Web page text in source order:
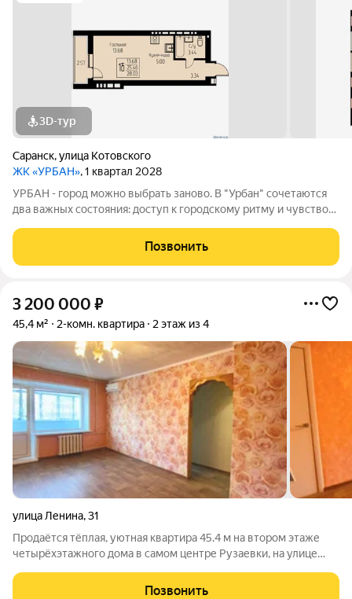
3D-тур
Саранск,улица Котовского
ЖК «УРБАН», 1 квартал 2028
УРБАН - город можно выбрать заново. В "Урбан" сочетаются
два важных состояния: доступ к городскому ритму и чувство
удобная городская база: понятные маршруты, близость
инфраструктуры,
Позвонить
3 200 000 ₽
45,4 м² 2-комн. квартира 2 этаж из 4
улица Ленина,31
Продаётся тёплая, уютная квартира 45.4 м на втором этаже
четырёхэтажного дома в самом центре Рузаевки, на улице
выровнены, окна ПВХ, санузел отделан плиткой,
Позвонить